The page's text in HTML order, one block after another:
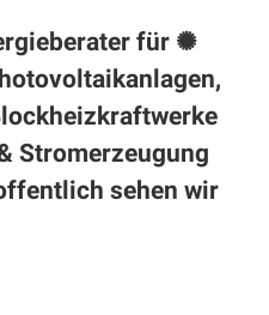
für ✺
Stromerzeugung
sehen wir